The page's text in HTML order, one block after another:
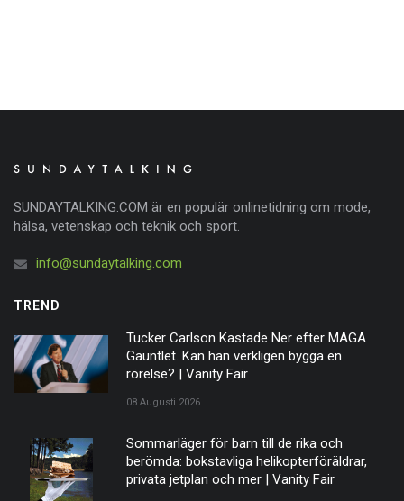
SUNDAYTALKING.COM är en populär onlinetidning om mode,
hälsa, vetenskap och teknik och sport.
info@sundaytalking.com
TREND
Tucker Carlson Kastade Ner efter MAGA
Gauntlet. Kan han verkligen bygga en
rörelse? | Vanity Fair
08 Augusti 2026
Sommarläger för barn till de rika och
berömda: bokstavliga helikopterföräldrar,
privata jetplan och mer | Vanity Fair